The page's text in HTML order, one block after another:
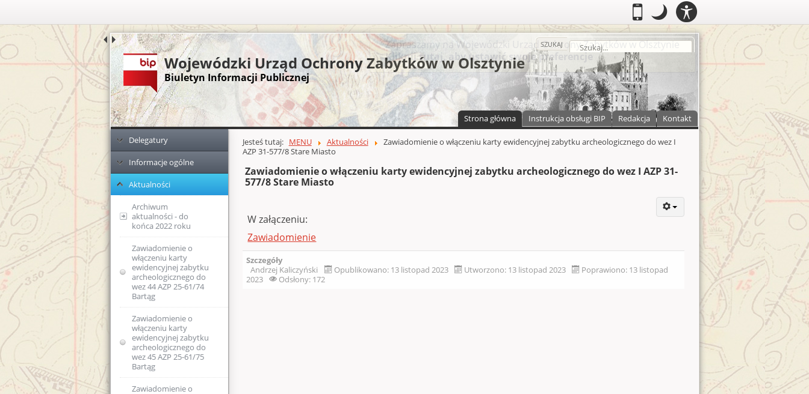
Mobilny
.Przełącz do wersji mobilnej
Tryb
nocny
Tryb nocny: Ten tryb ustawia
Szukaj
SZUKAJ
Wojewódzki Urząd Ochrony Zabytków w Olsztynie
Biuletyn Informacji Publicznej
Menu główne Strona główna Instrukcja obsługi BIP Redakcja Kontakt
Dodatkowe zasoby (lewa kolumna)
Delegatury
Ełk
Elbląg
Informacje ogólne
KPA - sposób
postępowania
podczas
przyjmowania
dokumentów
Ponowne
wykorzystanie
informacji publicznej
Kolejność
rozpatrywania spraw
Skargi i wnioski
Regulaminy Urzędu
Regulamin
Organizacyjny
Majątek
Podstawa prawna
Aktualności
Archiwum
aktualności - do
końca 2022 roku
Zawiadomienie o
wszczęciu
postępowania
administracyjnego
w sprawie wpisania
do rejestru
zabytków dawnych
koszar piechoty w
Biskupcu
Zawiadomienie o
zamiarze
sporządzenia
nowej karty
ewidencyjnej
Zawiadomienie o
włączeniu karty
ewidencyjnej zabytku
archeologicznego do
wez 44 AZP 25-61/74
Bartąg
Zawiadomienie o
włączeniu karty
ewidencyjnej zabytku
archeologicznego do
wez 45 AZP 25-61/75
Bartąg
Zawiadomienie o
Głównej zawartości
Jesteś tutaj: MENU Aktualności
Zawiadomienie o włączeniu karty ewidencyjnej zabytku archeologicznego do wez I
AZP 31-577/8 Stare Miasto
Zawiadomienie o włączeniu karty ewidencyjnej zabytku archeologicznego do wez I AZP 31-
577/8 Stare Miasto
W załączeniu:
Zawiadomienie
Szczegóły
Andrzej Kaliczyński
Opublikowano: 13 listopad 2023 Utworzono: 13 listopad 2023
Poprawiono: 13 listopad
2023
Odsłony: 172